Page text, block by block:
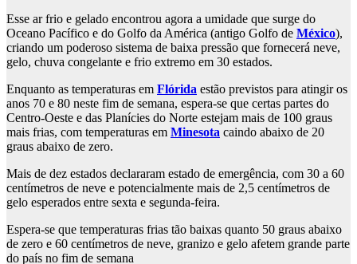
Esse ar frio e gelado encontrou agora a umidade que surge do
Oceano Pacífico e do Golfo da América (antigo Golfo de México),
criando um poderoso sistema de baixa pressão que fornecerá neve,
gelo, chuva congelante e frio extremo em 30 estados.
Enquanto as temperaturas em Flórida estão previstos para atingir os
anos 70 e 80 neste fim de semana, espera-se que certas partes do
Centro-Oeste e das Planícies do Norte estejam mais de 100 graus
mais frias, com temperaturas em Minesota caindo abaixo de 20
graus abaixo de zero.
Mais de dez estados declararam estado de emergência, com 30 a 60
centímetros de neve e potencialmente mais de 2,5 centímetros de
gelo esperados entre sexta e segunda-feira.
Espera-se que temperaturas frias tão baixas quanto 50 graus abaixo
de zero e 60 centímetros de neve, granizo e gelo afetem grande parte
do país no fim de semana